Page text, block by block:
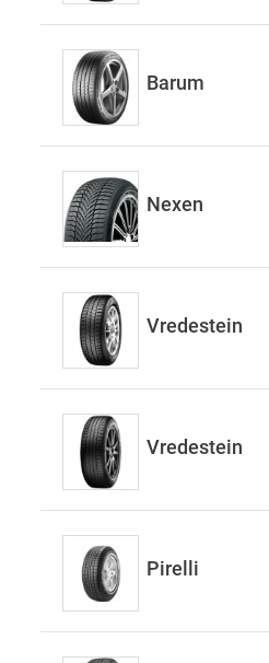
Barum
Nexen
Vredestein
Vredestein
Pirelli